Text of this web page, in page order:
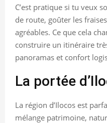
C’est pratique si tu veux
de route, goûter les
agréables. Ce que cela
construire un itinéraire
panoramas et confort
La portée
La région d’Ilocos est
mélange patrimoine,